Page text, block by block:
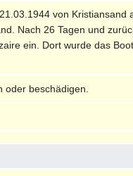
21.03.1944 von
Nach 26 Tagen und
ein. Dort wurde das
beschädigen.